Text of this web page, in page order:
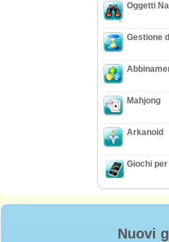
Oggetti
Gestione
Mahjong
Arkanoid
Giochi
Nuovi